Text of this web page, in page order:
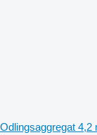
Odlingsaggregat 4,2